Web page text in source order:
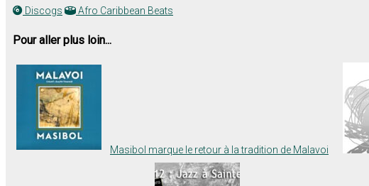
Discogs Afro Caribbean Beats
Pour aller plus loin...
Masibol marque le retour à la tradition de Malavoi